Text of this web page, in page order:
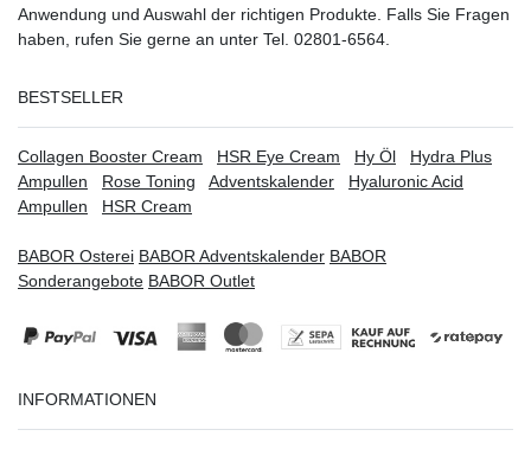
Anwendung und Auswahl der richtigen Produkte. Falls Sie Fragen
haben, rufen Sie gerne an unter Tel. 02801-6564.
BESTSELLER
Collagen Booster Cream HSR Eye Cream Hy Öl
Hydra Plus
Ampullen
Rose Toning Adventskalender
Hyaluronic Acid
Ampullen
HSR Cream
BABOR Osterei BABOR Adventskalender BABOR
Sonderangebote BABOR Outlet
INFORMATIONEN